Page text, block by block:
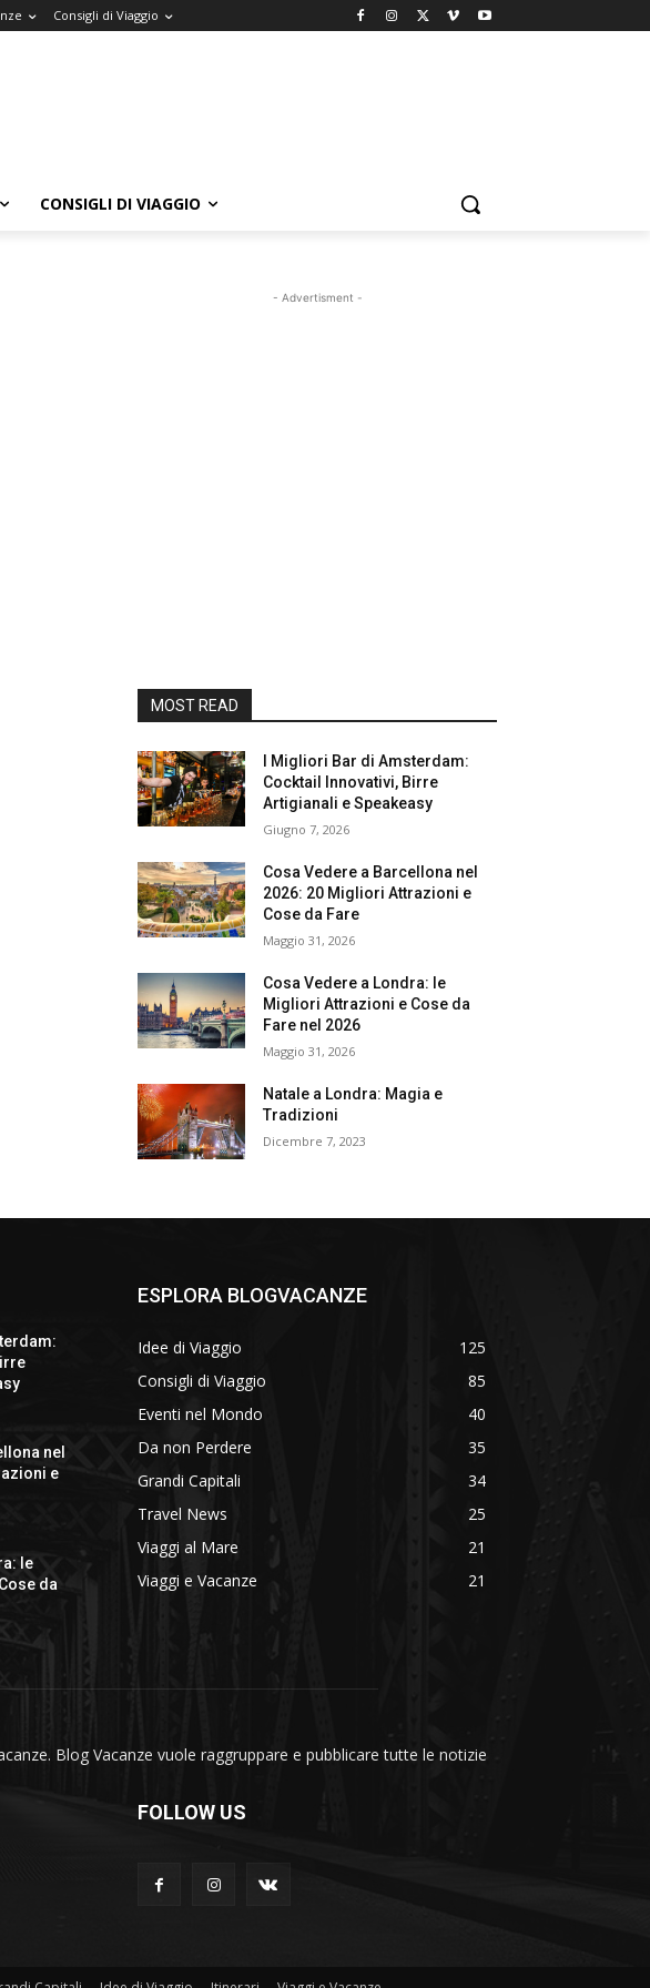
Consigli di Viaggio
CONSIGLI DI VIAGGIO
- Advertisment -
MOST READ
I Migliori Bar di Amsterdam:
Cocktail Innovativi, Birre
Artigianali e Speakeasy
Giugno 7, 2026
Cosa Vedere a Barcellona nel
2026: 20 Migliori Attrazioni e
Cose da Fare
Maggio 31, 2026
Cosa Vedere a Londra: le
Migliori Attrazioni e Cose da
Fare nel 2026
Maggio 31, 2026
Natale a Londra: Magia e
Tradizioni
Dicembre 7, 2023
nel
e
le
da
ESPLORA BLOGVACANZE
Idee di Viaggio
125
Consigli di Viaggio
85
Eventi nel Mondo
40
Da non Perdere
35
Grandi Capitali
34
Travel News
25
Viaggi al Mare
21
Viaggi e Vacanze
21
Blog Vacanze vuole raggruppare e pubblicare tutte le notizie
FOLLOW US